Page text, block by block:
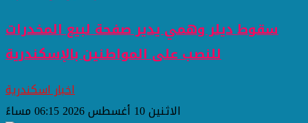
سقوط ديلر وهمي يدير صفحة لبيع المخدرات
للنصب على المواطنين بالإسكندرية
اخبار اسكندرية
الاثنين 10 أغسطس 2026 06:15 مساءً